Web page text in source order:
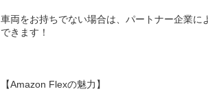
車両をお持ちでない場合は、パートナー企業に
できます！
【Amazon Flexの魅力】